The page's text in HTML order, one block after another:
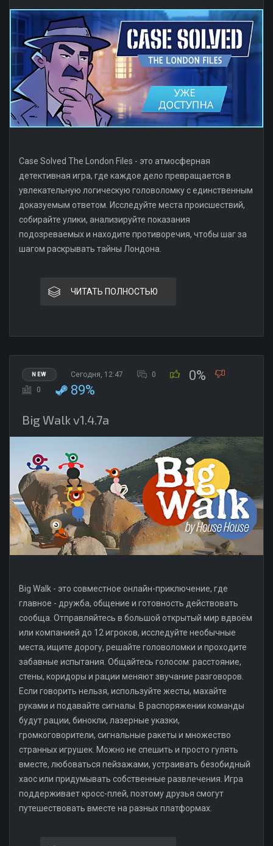
Case Solved The London Files - это атмосферная
детективная игра, где каждое дело превращается в
увлекательную логическую головоломку с единственным
доказуемым ответом. Исследуйте места происшествий,
собирайте улики, анализируйте показания
подозреваемых и находите противоречия, чтобы шаг за
шагом раскрывать тайны Лондона.
ЧИТАТЬ ПОЛНОСТЬЮ
NEW Сегодня, 12:47 0 0%
0 89%
Big Walk v1.4.7a
Big Walk - это совместное онлайн-приключение, где
главное - дружба, общение и готовность действовать
сообща. Отправляйтесь в большой открытый мир вдвоём
или компанией до 12 игроков, исследуйте необычные
места, ищите дорогу, решайте головоломки и проходите
забавные испытания. Общайтесь голосом: расстояние,
стены, коридоры и рации меняют звучание разговоров.
Если говорить нельзя, используйте жесты, махайте
руками и подавайте сигналы. В распоряжении команды
будут рации, бинокли, лазерные указки,
громкоговорители, сигнальные ракеты и множество
странных игрушек. Можно не спешить и просто гулять
вместе, любоваться пейзажами, устраивать безобидный
хаос или придумывать собственные развлечения. Игра
поддерживает кросс-плей, поэтому друзья смогут
путешествовать вместе на разных платформах.